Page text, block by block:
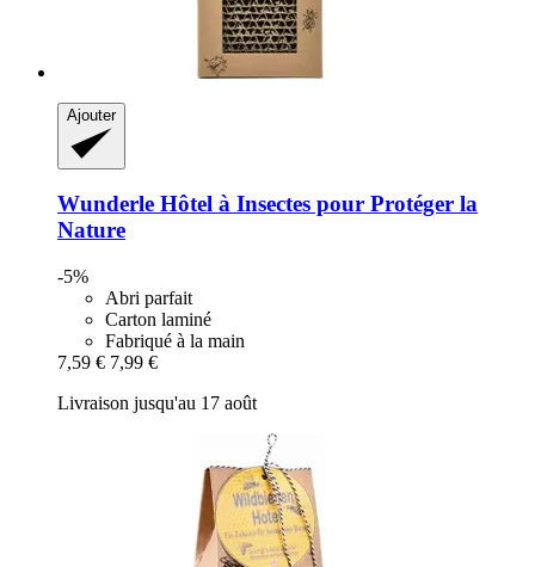
Ajouter
Wunderle Hôtel à Insectes pour Protéger la
Nature
-5%
Abri parfait
Carton laminé
Fabriqué à la main
7,59 € 7,99 €
Livraison jusqu'au 17 août